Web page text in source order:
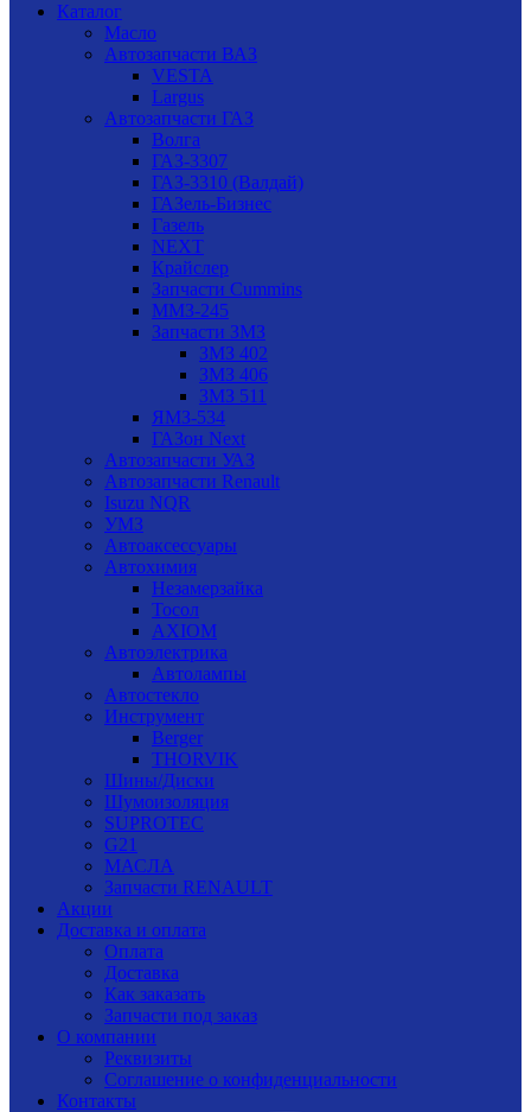
Каталог
Масло
Автозапчасти ВАЗ
VESTA
Largus
Автозапчасти ГАЗ
Волга
ГАЗ-3307
ГАЗ-3310 (Валдай)
ГАЗель-Бизнес
Газель
NEXT
Крайслер
Запчасти Cummins
ММЗ-245
Запчасти ЗМЗ
ЗМЗ 402
ЗМЗ 406
ЗМЗ 511
ЯМЗ-534
ГАЗон Next
Автозапчасти УАЗ
Автозапчасти Renault
Isuzu NQR
УМЗ
Автоаксессуары
Автохимия
Незамерзайка
Тосол
AXIOM
Автоэлектрика
Автолампы
Автостекло
Инструмент
Berger
THORVIK
Шины/Диски
Шумоизоляция
SUPROTEC
G21
МАСЛА
Запчасти RENAULT
Акции
Доставка и оплата
Оплата
Доставка
Как заказать
Запчасти под заказ
О компании
Реквизиты
Соглашение о конфиденциальности
Контакты